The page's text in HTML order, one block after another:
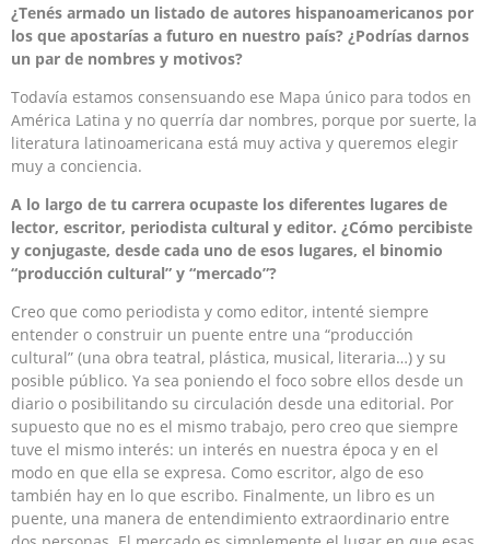
¿Tenés armado un listado de autores hispanoamericanos por
los que apostarías a futuro en nuestro país? ¿Podrías darnos
un par de nombres y motivos?
Todavía estamos consensuando ese Mapa único para todos en
América Latina y no querría dar nombres, porque por suerte, la
literatura latinoamericana está muy activa y queremos elegir
muy a conciencia.
A lo largo de tu carrera ocupaste los diferentes lugares de
lector, escritor, periodista cultural y editor. ¿Cómo percibiste
y conjugaste, desde cada uno de esos lugares, el binomio
“producción cultural” y “mercado”?
Creo que como periodista y como editor, intenté siempre
entender o construir un puente entre una “producción
cultural” (una obra teatral, plástica, musical, literaria…) y su
posible público. Ya sea poniendo el foco sobre ellos desde un
diario o posibilitando su circulación desde una editorial. Por
supuesto que no es el mismo trabajo, pero creo que siempre
tuve el mismo interés: un interés en nuestra época y en el
modo en que ella se expresa. Como escritor, algo de eso
también hay en lo que escribo. Finalmente, un libro es un
puente, una manera de entendimiento extraordinario entre